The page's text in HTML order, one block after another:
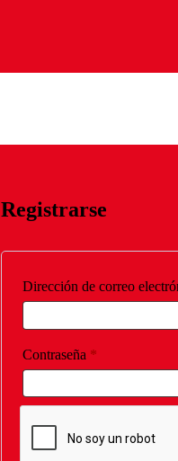
Registrarse
Dirección de correo
Contraseña *Obligatorio